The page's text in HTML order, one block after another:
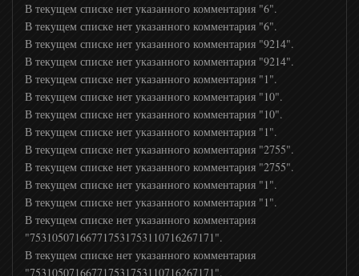
Беларусь 5
Матч! Премьер
Спорт 2 UA
Мир Баскетбола
UDAR
В текущем списке нет указанного комментария "6".
В текущем списке нет указанного комментария "6".
В текущем списке нет указанного комментария "9214".
В текущем списке нет указанного комментария "9214".
В текущем списке нет указанного комментария "1".
В текущем списке нет указанного комментария "10".
В текущем списке нет указанного комментария "10".
В текущем списке нет указанного комментария "1".
В текущем списке нет указанного комментария "2755".
В текущем списке нет указанного комментария "2755".
В текущем списке нет указанного комментария "1".
В текущем списке нет указанного комментария "1".
В текущем списке нет указанного комментария
"753105071667717531753110716267171".
В текущем списке нет указанного комментария
"753105071667717531753110716267171".